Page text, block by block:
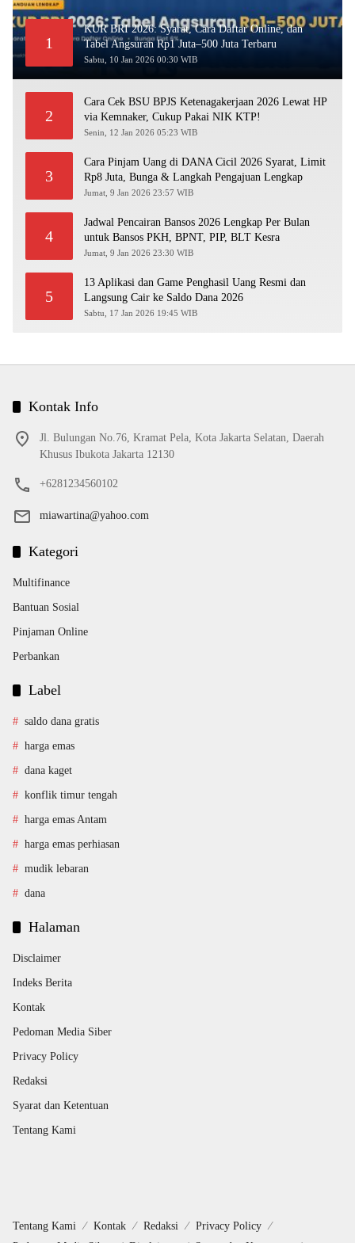
1
KUR BRI 2026: Syarat, Cara Daftar Online, dan
Tabel Angsuran Rp1 Juta–500 Juta Terbaru
Sabtu, 10 Jan 2026 00:30 WIB
2
Cara Cek BSU BPJS Ketenagakerjaan 2026 Lewat HP
via Kemnaker, Cukup Pakai NIK KTP!
Senin, 12 Jan 2026 05:23 WIB
3
Cara Pinjam Uang di DANA Cicil 2026 Syarat, Limit
Rp8 Juta, Bunga & Langkah Pengajuan Lengkap
Jumat, 9 Jan 2026 23:57 WIB
4
Jadwal Pencairan Bansos 2026 Lengkap Per Bulan
untuk Bansos PKH, BPNT, PIP, BLT Kesra
Jumat, 9 Jan 2026 23:30 WIB
5
13 Aplikasi dan Game Penghasil Uang Resmi dan
Langsung Cair ke Saldo Dana 2026
Sabtu, 17 Jan 2026 19:45 WIB
Kontak Info
Jl. Bulungan No.76, Kramat Pela, Kota Jakarta Selatan, Daerah
Khusus Ibukota Jakarta 12130
+6281234560102
miawartina@yahoo.com
Kategori
Multifinance
Bantuan Sosial
Pinjaman Online
Perbankan
Label
saldo dana gratis
harga emas
dana kaget
konflik timur tengah
harga emas Antam
harga emas perhiasan
mudik lebaran
dana
Halaman
Disclaimer
Indeks Berita
Kontak
Pedoman Media Siber
Privacy Policy
Redaksi
Syarat dan Ketentuan
Tentang Kami
Tentang Kami Kontak Redaksi
Privacy Policy